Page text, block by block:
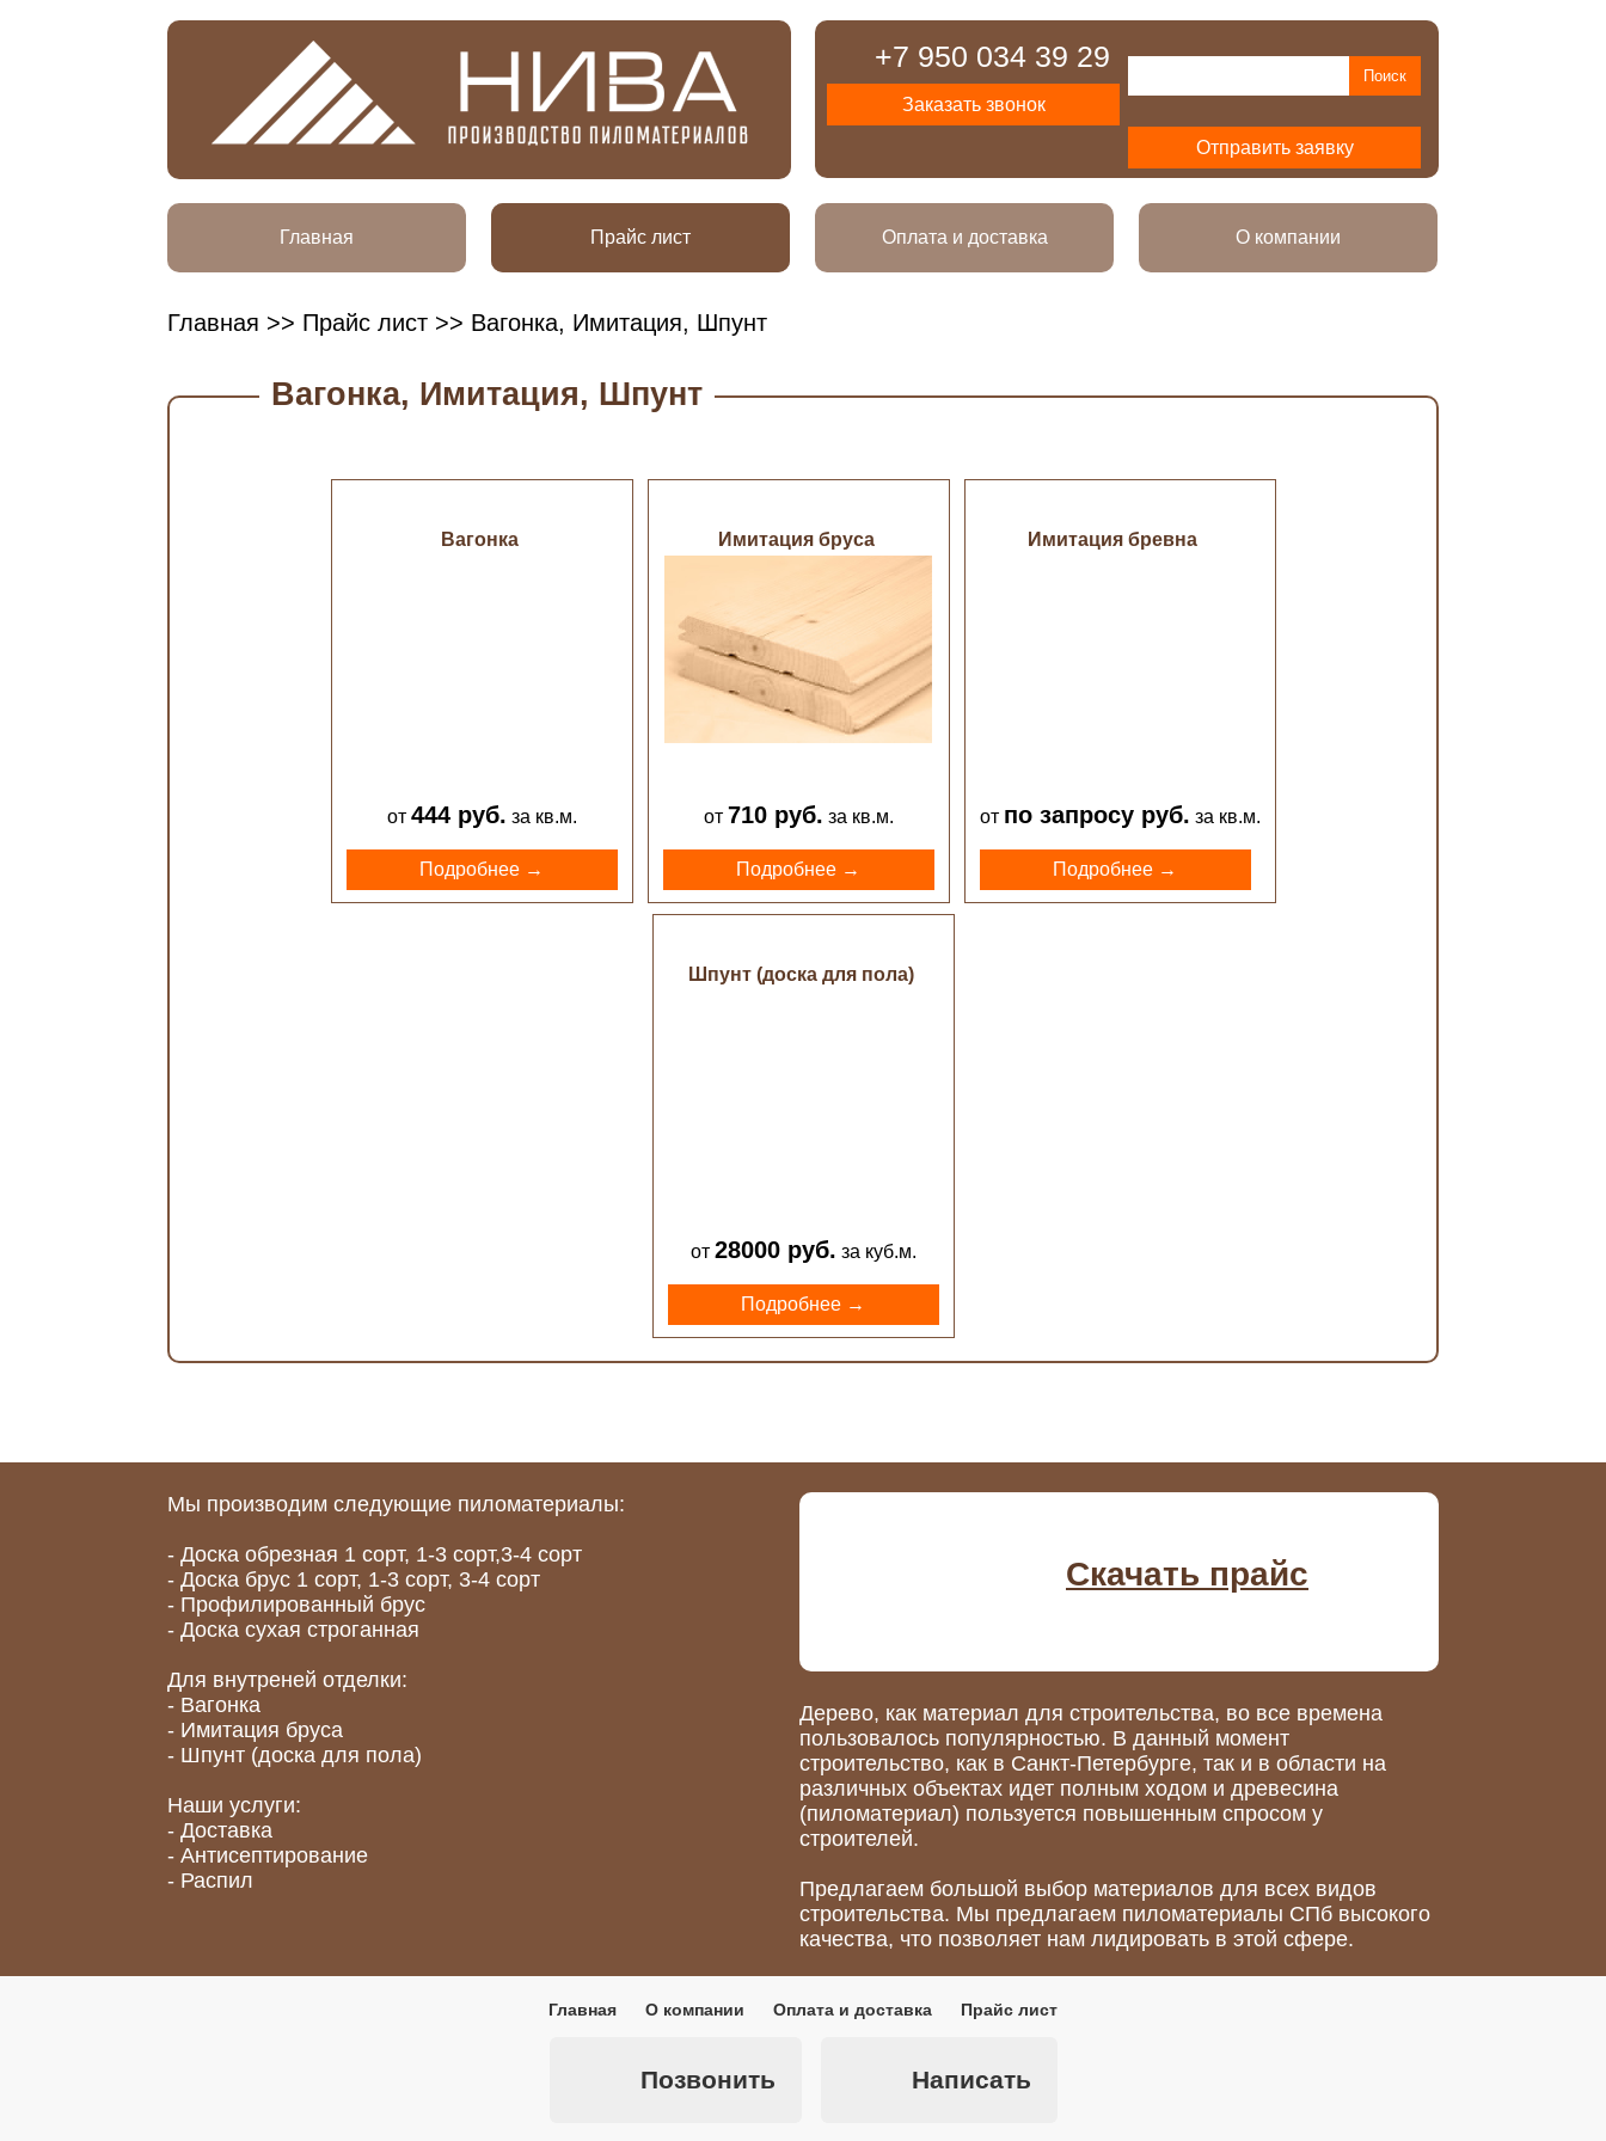
+7 950 034 39 29
Заказать звонок
Отправить заявку
Главная Прайс лист Оплата и доставка О компании
Главная >> Прайс лист >> Вагонка, Имитация, Шпунт
Вагонка, Имитация, Шпунт
Вагонка
от 444 руб. за кв.м.
Подробнее →
Имитация бруса
от 710 руб. за кв.м.
Подробнее →
Имитация бревна
от по запросу руб. за кв.м.
Подробнее →
Шпунт (доска для пола)
от 28000 руб. за куб.м.
Подробнее →
Мы производим следующие пиломатериалы:
- Доска обрезная 1 сорт, 1-3 сорт,3-4 сорт
- Доска брус 1 сорт, 1-3 сорт, 3-4 сорт
- Профилированный брус
- Доска сухая строганная
Для внутреней отделки:
- Вагонка
- Имитация бруса
- Шпунт (доска для пола)
Наши услуги:
- Доставка
- Антисептирование
- Распил
Скачать прайс
Дерево, как материал для строительства, во все времена
пользовалось популярностью. В данный момент
строительство, как в Санкт-Петербурге, так и в области на
различных объектах идет полным ходом и древесина
(пиломатериал) пользуется повышенным спросом у
строителей.
Предлагаем большой выбор материалов для всех видов
строительства. Мы предлагаем пиломатериалы СПб высокого
качества, что позволяет нам лидировать в этой сфере.
Главная О компании Оплата и доставка Прайс лист
Позвонить Написать